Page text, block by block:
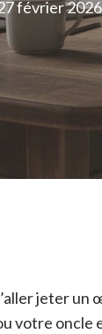
février 2026
jeter un
votre oncle